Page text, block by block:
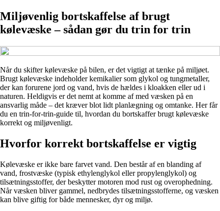
Miljøvenlig bortskaffelse af brugt
kølevæske – sådan gør du trin for trin
Når du skifter kølevæske på bilen, er det vigtigt at tænke på miljøet.
Brugt kølevæske indeholder kemikalier som glykol og tungmetaller,
der kan forurene jord og vand, hvis de hældes i kloakken eller ud i
naturen. Heldigvis er det nemt at komme af med væsken på en
ansvarlig måde – det kræver blot lidt planlægning og omtanke. Her får
du en trin-for-trin-guide til, hvordan du bortskaffer brugt kølevæske
korrekt og miljøvenligt.
Hvorfor korrekt bortskaffelse er vigtig
Kølevæske er ikke bare farvet vand. Den består af en blanding af
vand, frostvæske (typisk ethylenglykol eller propylenglykol) og
tilsætningsstoffer, der beskytter motoren mod rust og overophedning.
Når væsken bliver gammel, nedbrydes tilsætningsstofferne, og væsken
kan blive giftig for både mennesker, dyr og miljø.